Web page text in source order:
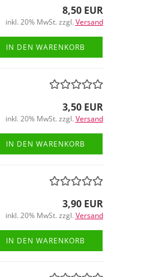
8,50 EUR
inkl. 20% MwSt. zzgl. Versand
IN DEN WARENKORB
3,50 EUR
inkl. 20% MwSt. zzgl. Versand
IN DEN WARENKORB
3,90 EUR
inkl. 20% MwSt. zzgl. Versand
IN DEN WARENKORB